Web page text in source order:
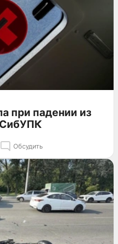
при падении из
Обсудить